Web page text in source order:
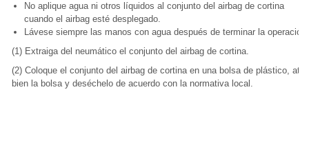
No aplique agua ni otros líquidos al conjunto del airbag de cortina
cuando el airbag esté desplegado.
Lávese siempre las manos con agua después de terminar la operación.
(1) Extraiga del neumático el conjunto del airbag de cortina.
(2) Coloque el conjunto del airbag de cortina en una bolsa de plástico, ate
bien la bolsa y deséchelo de acuerdo con la normativa local.